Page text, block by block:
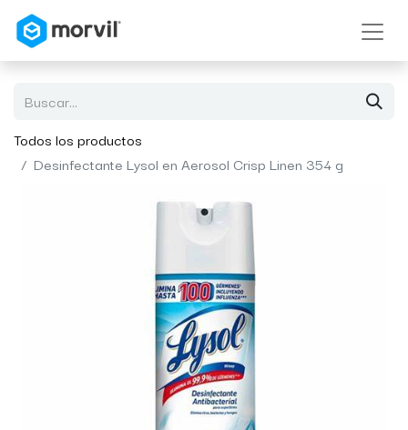
Todos los productos
Desinfectante Lysol en Aerosol Crisp Linen 354 g